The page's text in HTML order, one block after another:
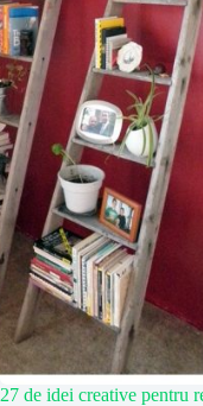
27 de idei creative pentru